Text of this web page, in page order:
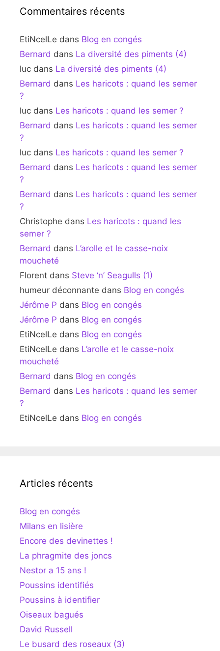
Commentaires récents
EtiNcelLe dans Blog en congés
Bernard dans La diversité des piments (4)
luc dans La diversité des piments (4)
Bernard dans Les haricots : quand les semer
?
luc dans Les haricots : quand les semer ?
Bernard dans Les haricots : quand les semer
?
luc dans Les haricots : quand les semer ?
Bernard dans Les haricots : quand les semer
?
Bernard dans Les haricots : quand les semer
?
Christophe dans Les haricots : quand les
semer ?
Bernard dans L’arolle et le casse-noix
moucheté
Florent dans Steve ‘n’ Seagulls (1)
humeur déconnante dans Blog en congés
Jérôme P dans Blog en congés
Jérôme P dans Blog en congés
EtiNcelLe dans Blog en congés
EtiNcelLe dans L’arolle et le casse-noix
moucheté
Bernard dans Blog en congés
Bernard dans Les haricots : quand les semer
?
EtiNcelLe dans Blog en congés
Articles récents
Blog en congés
Milans en lisière
Encore des devinettes !
La phragmite des joncs
Nestor a 15 ans !
Poussins identifiés
Poussins à identifier
Oiseaux bagués
David Russell
Le busard des roseaux (3)